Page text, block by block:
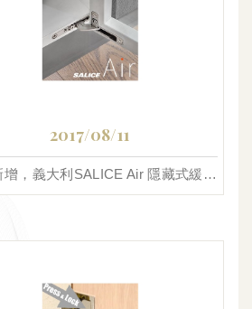
2017/08/11
本日新增，義大利SALICE Air 隱藏式緩衝鉸鍊